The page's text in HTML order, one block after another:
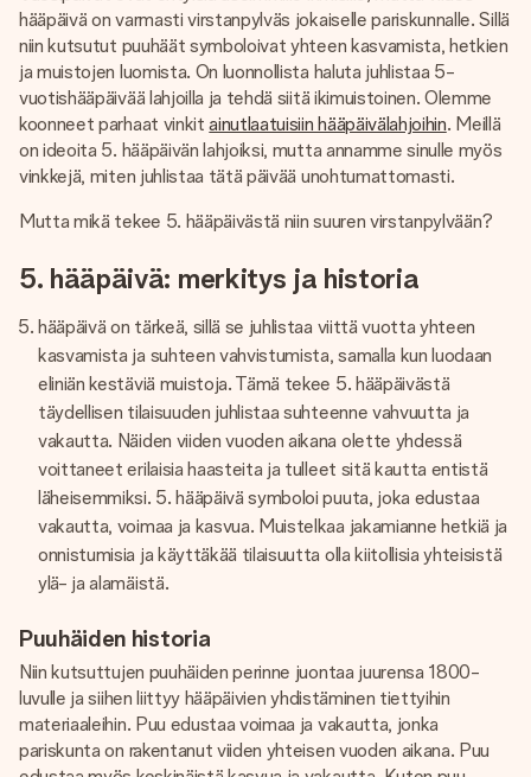
nopeammin kuin ehdit sanoa “yllätys!”
hääpäivä on varmasti virstanpylväs jokaiselle pariskunnalle. Sillä
niin kutsutut puuhäät symboloivat yhteen kasvamista, hetkien
ja muistojen luomista. On luonnollista haluta juhlistaa 5-
vuotishääpäivää lahjoilla ja tehdä siitä ikimuistoinen. Olemme
koonneet parhaat vinkitainutlaatuisiin hääpäivälahjoihin. Meillä
on ideoita 5. hääpäivän lahjoiksi, mutta annamme sinulle myös
vinkkejä, miten juhlistaa tätä päivää unohtumattomasti.
Mutta mikä tekee 5. hääpäivästä niin suuren virstanpylvään?
5. hääpäivä: merkitys ja historia
hääpäivä on tärkeä, sillä se juhlistaa viittä vuotta yhteen
kasvamista ja suhteen vahvistumista, samalla kun luodaan
eliniän kestäviä muistoja. Tämä tekee 5. hääpäivästä
täydellisen tilaisuuden juhlistaa suhteenne vahvuutta ja
vakautta. Näiden viiden vuoden aikana olette yhdessä
voittaneet erilaisia haasteita ja tulleet sitä kautta entistä
läheisemmiksi. 5. hääpäivä symboloi puuta, joka edustaa
vakautta, voimaa ja kasvua. Muistelkaa jakamianne hetkiä ja
onnistumisia ja käyttäkää tilaisuutta olla kiitollisia yhteisistä
ylä- ja alamäistä.
Puuhäiden historia
Niin kutsuttujen puuhäiden perinne juontaa juurensa 1800-
luvulle ja siihen liittyy hääpäivien yhdistäminen tiettyihin
materiaaleihin. Puu edustaa voimaa ja vakautta, jonka
pariskunta on rakentanut viiden yhteisen vuoden aikana. Puu